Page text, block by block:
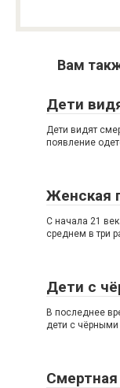
Вам
Дети
Дети видят
появление
Женская
С начала 21
среднем в три
Дети с
В последнее
дети с чёрными